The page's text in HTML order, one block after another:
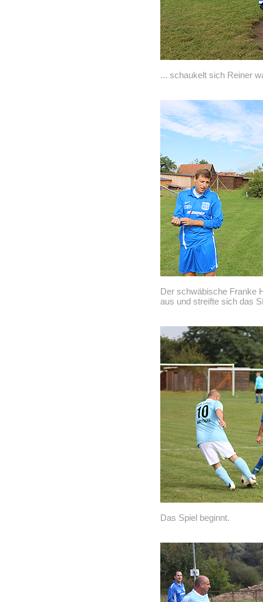
... schaukelt sich Reiner
Der schwäbische Franke
aus und streifte sich das
Das Spiel beginnt.